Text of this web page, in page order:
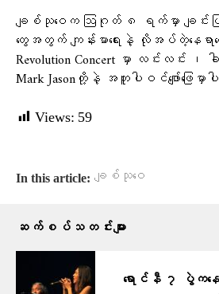
ချစ်သုဝေက ဩဂုတ် ၈ ရက်မှာ ချင်းပ
တွေအတွက် ကျန်းမာရေးနဲ့ လိုအပ်တဲ့နေရ
Revolution Concert မှာ လင်းလင်း
Mark Jasonတို့နဲ့ အတူပါဝင်ဖျော်ဖြေမှာပ
Views: 59
In this article: ချစ်သုဝေ
ဆက်စပ်သတင်းများ
ရောင်နီ ၇ ပွဲကန